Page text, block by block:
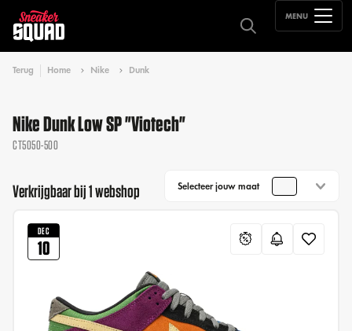
MENU
Terug Home Nike Dunk
Nike Dunk Low SP "Viotech"
CT5050-500
Verkrijgbaar bij 1 webshop Selecteer jouw maat
DEC
10